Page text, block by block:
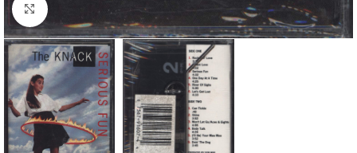
Klick zum Vergrößern